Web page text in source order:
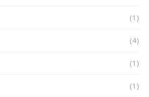
(1)
(4)
(1)
(1)